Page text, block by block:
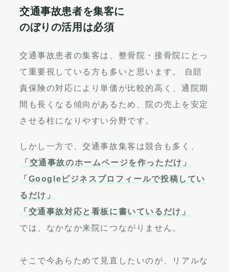
交通事故患者を集客に
のぼりの活用は必須
交通事故患者の集客は、整骨院・接骨院にとっ
て重要視している方も多いと思います。 自賠
責保険の対応により単価が比較的高く、通院期
間も長くなる傾向があるため、院の売上を安定
させる柱になりやすい分野です。
しかし一方で、交通事故集客は競合も多く、
「交通事故のホームページを作っただけ」
「Googleビジネスプロフィールで投稿してい
るだけ」
「交通事故対応と看板に書いているだけ」
では、なかなか来院につながりません。
そこで今あらためて見直したいのが、リアルな